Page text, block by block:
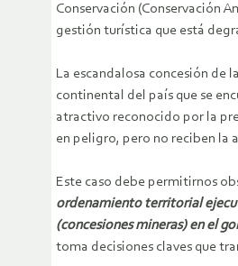
Conservación (Conservación
gestión turística que está
La escandalosa concesión de
continental del país que se
atractivo reconocido por la
en peligro, pero no reciben la
Este caso debe permitirnos
ordenamiento territorial
(concesiones mineras) en el
toma decisiones claves que